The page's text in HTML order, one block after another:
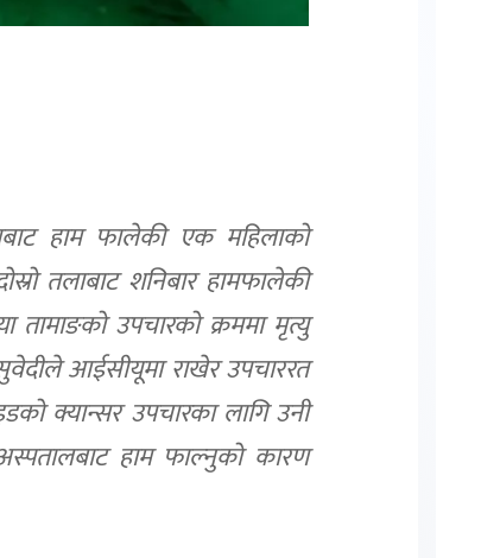
हाम फालेकी एक महिलाको
तलाबाट शनिबार हामफालेकी
तामाङको उपचारको क्रममा मृत्यु
आईसीयूमा राखेर उपचाररत
क्यान्सर उपचारका लागि उनी
हाम फाल्नुको कारण